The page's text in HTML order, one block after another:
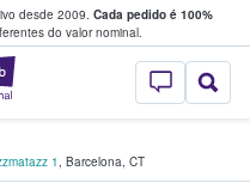
desde 2009. Cada pedido é 100%
do valor nominal.
StubHub – onde
bilhetes
1, Barcelona, CT